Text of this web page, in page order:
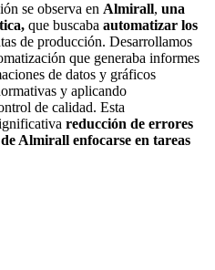
se observa en Almirall, una
que buscaba automatizar los
de producción. Desarrollamos
que generaba informes
de datos y gráficos
y aplicando
de calidad. Esta
reducción de errores
Almirall enfocarse en tareas